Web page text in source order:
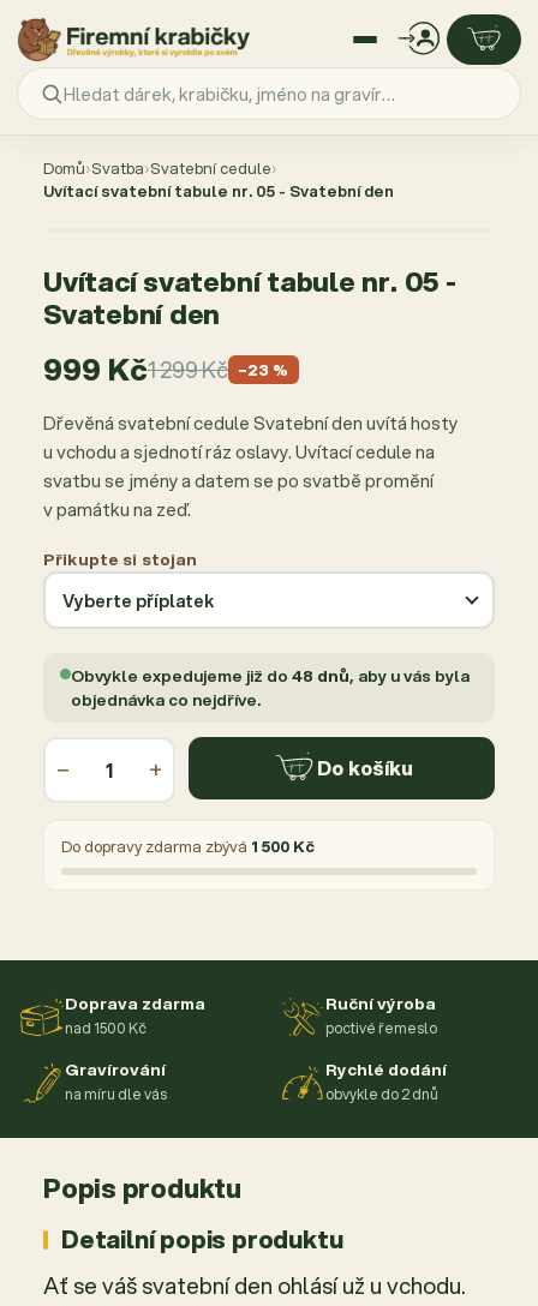
obsah
Domů›Svatba›Svatební cedule›
Uvítací svatební tabule nr. 05 - Svatební den
Uvítací svatební tabule nr. 05 -
Svatební den
999 Kč1 299 Kč −23 %
Dřevěná svatební cedule Svatební den uvítá hosty
u vchodu a sjednotí ráz oslavy. Uvítací cedule na
svatbu se jmény a datem se po svatbě promění
v památku na zeď.
Přikupte si stojan
Obvykle expedujeme již do 48 dnů, aby u vás byla
objednávka co nejdříve.
− + Do košíku
Do dopravy zdarma zbývá 1 500 Kč
Doprava zdarma
nad 1500 Kč
Ruční výroba
poctivé řemeslo
Gravírování
na míru dle vás
Rychlé dodání
obvykle do 2 dnů
Popis produktu
Detailní popis produktu
Ať se váš svatební den ohlásí už u vchodu.